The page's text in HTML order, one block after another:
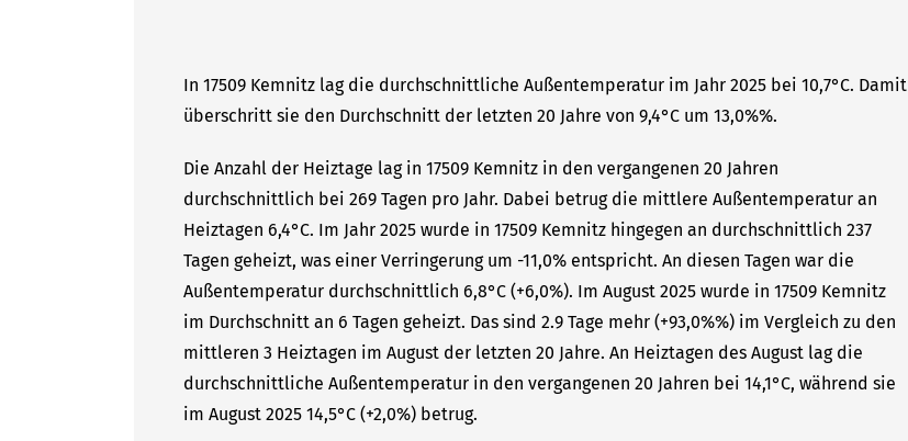
In 17509 Kemnitz lag die durchschnittliche Außentemperatur im Jahr 2025 bei 10,7°C. Damit
überschritt sie den Durchschnitt der letzten 20 Jahre von 9,4°C um 13,0%%.
Die Anzahl der Heiztage lag in 17509 Kemnitz in den vergangenen 20 Jahren
durchschnittlich bei 269 Tagen pro Jahr. Dabei betrug die mittlere Außentemperatur an
Heiztagen 6,4°C. Im Jahr 2025 wurde in 17509 Kemnitz hingegen an durchschnittlich 237
Tagen geheizt, was einer Verringerung um -11,0% entspricht. An diesen Tagen war die
Außentemperatur durchschnittlich 6,8°C (+6,0%). Im August 2025 wurde in 17509 Kemnitz
im Durchschnitt an 6 Tagen geheizt. Das sind 2.9 Tage mehr (+93,0%%) im Vergleich zu den
mittleren 3 Heiztagen im August der letzten 20 Jahre. An Heiztagen des August lag die
durchschnittliche Außentemperatur in den vergangenen 20 Jahren bei 14,1°C, während sie
im August 2025 14,5°C (+2,0%) betrug.